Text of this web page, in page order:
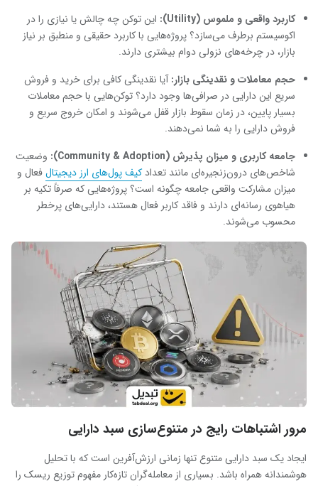
کاربرد واقعی و ملموس (Utility):
این توکن چه چالش یا نیازی را در
اکوسیستم برطرف می‌سازد؟ پروژه‌هایی با کاربرد حقیقی و منطبق بر نیاز
بازار، در چرخه‌های نزولی دوام بیشتری دارند.
حجم معاملات و نقدینگی بازار:آیا نقدینگی کافی برای خرید و فروش
سریع این دارایی در صرافی‌ها وجود دارد؟ توکن‌هایی با حجم معاملات
بسیار پایین، در زمان سقوط بازار قفل می‌شوند و امکان خروج سریع و
فروش دارایی را به شما نمی‌دهند.
جامعه کاربری و میزان پذیرش (Community & Adoption):
وضعیت
شاخص‌های درون‌زنجیره‌ای مانند تعداد کیف پول‌های ارز دیجیتالفعال و
میزان مشارکت واقعی جامعه چگونه است؟ پروژه‌هایی که صرفاً تکیه بر
هیاهوی رسانه‌ای دارند و فاقد کاربر فعال هستند، دارایی‌های پرخطر
محسوب می‌شوند.
مرور اشتباهات رایج در متنوع‌سازی سبد دارایی
ایجاد یک سبد دارایی متنوع تنها زمانی ارزش‌آفرین است که با تحلیل
هوشمندانه همراه باشد. بسیاری از معامله‌گران تازه‌کار مفهوم توزیع ریسک را